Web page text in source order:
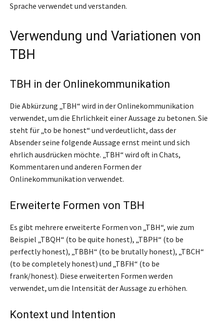
Sprache verwendet und verstanden.
Verwendung und Variationen von
TBH
TBH in der Onlinekommunikation
Die Abkürzung „TBH“ wird in der Onlinekommunikation
verwendet, um die Ehrlichkeit einer Aussage zu betonen. Sie
steht für „to be honest“ und verdeutlicht, dass der
Absender seine folgende Aussage ernst meint und sich
ehrlich ausdrücken möchte. „TBH“ wird oft in Chats,
Kommentaren und anderen Formen der
Onlinekommunikation verwendet.
Erweiterte Formen von TBH
Es gibt mehrere erweiterte Formen von „TBH“, wie zum
Beispiel „TBQH“ (to be quite honest), „TBPH“ (to be
perfectly honest), „TBBH“ (to be brutally honest), „TBCH“
(to be completely honest) und „TBFH“ (to be
frank/honest). Diese erweiterten Formen werden
verwendet, um die Intensität der Aussage zu erhöhen.
Kontext und Intention